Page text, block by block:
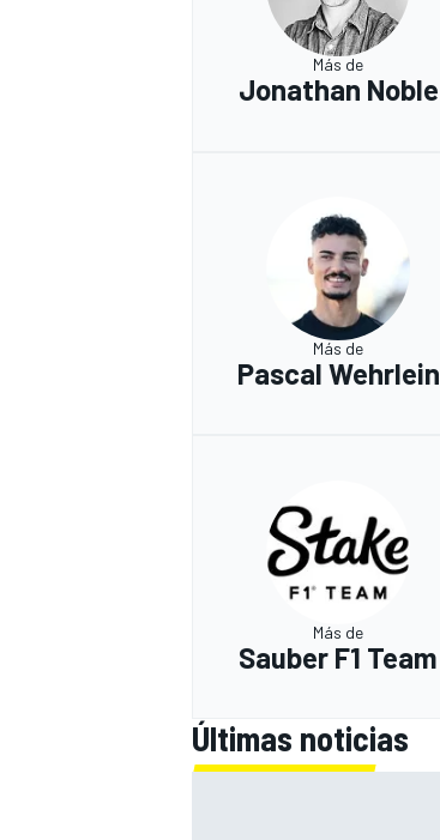
Más de
Jonathan Noble
Más de
Pascal Wehrlein
Más de
Sauber F1 Team
Últimas noticias